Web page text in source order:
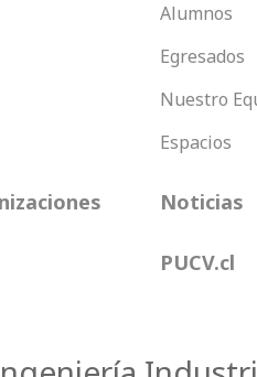
Alumnos
Egresados
Nuestro
Espacios
Noticias
PUCV.cl